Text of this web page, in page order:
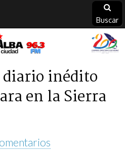
Buscar
inédito
en la Sierra